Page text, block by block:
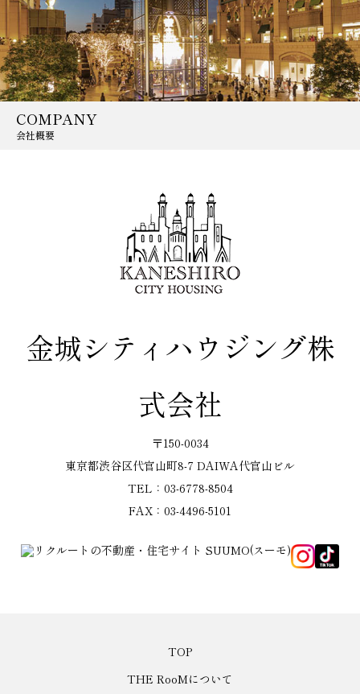
COMPANY
会社概要
金城シティハウジング株
式会社
〒150-0034
東京都渋谷区代官山町8-7 DAIWA代官山ビル
TEL：03-6778-8504
FAX：03-4496-5101
TOP
THE RooMについて